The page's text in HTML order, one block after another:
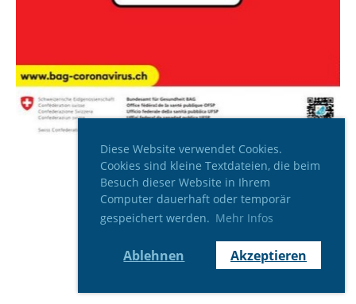
Diese Website verwendet Cookies.
Cookies sind kleine Textdateien, die beim
Besuch dieser Website in Ihrem
Computer dauerhaft oder temporär
gespeichert werden. Mehr Infos
Ablehnen Akzeptieren